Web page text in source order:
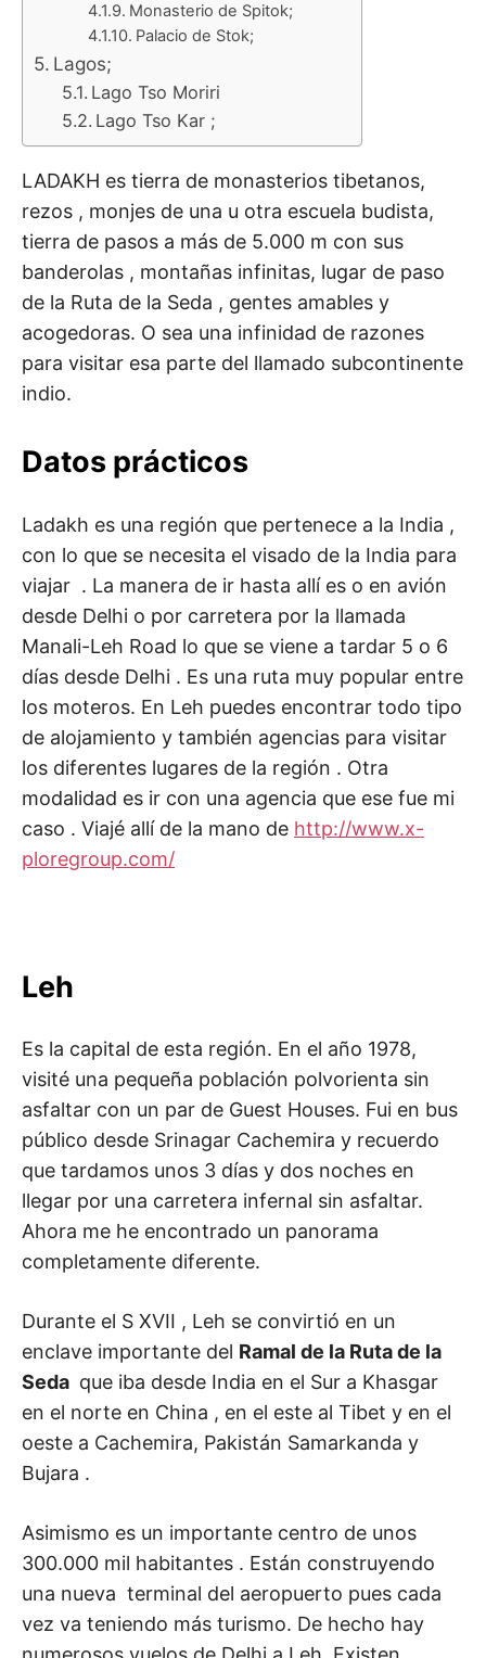
Monasterio de Spitok;
Palacio de Stok;
Lagos;
Lago Tso Moriri
Lago Tso Kar ;
LADAKH es tierra de monasterios tibetanos,
rezos , monjes de una u otra escuela budista,
tierra de pasos a más de 5.000 m con sus
banderolas , montañas infinitas, lugar de paso
de la Ruta de la Seda , gentes amables y
acogedoras. O sea una infinidad de razones
para visitar esa parte del llamado subcontinente
indio.
Datos prácticos
Ladakh es una región que pertenece a la India ,
con lo que se necesita el visado de la India para
viajar . La manera de ir hasta allí es o en avión
desde Delhi o por carretera por la llamada
Manali-Leh Road lo que se viene a tardar 5 o 6
días desde Delhi . Es una ruta muy popular entre
los moteros. En Leh puedes encontrar todo tipo
de alojamiento y también agencias para visitar
los diferentes lugares de la región . Otra
modalidad es ir con una agencia que ese fue mi
caso . Viajé allí de la mano de http://www.x-
ploregroup.com/
Leh
Es la capital de esta región. En el año 1978,
visité una pequeña población polvorienta sin
asfaltar con un par de Guest Houses. Fui en bus
público desde Srinagar Cachemira y recuerdo
que tardamos unos 3 días y dos noches en
llegar por una carretera infernal sin asfaltar.
Ahora me he encontrado un panorama
completamente diferente.
Durante el S XVII , Leh se convirtió en un
enclave importante del Ramal de la Ruta de la
Seda que iba desde India en el Sur a Khasgar
en el norte en China , en el este al Tibet y en el
oeste a Cachemira, Pakistán Samarkanda y
Bujara .
Asimismo es un importante centro de unos
300.000 mil habitantes . Están construyendo
una nueva terminal del aeropuerto pues cada
vez va teniendo más turismo. De hecho hay